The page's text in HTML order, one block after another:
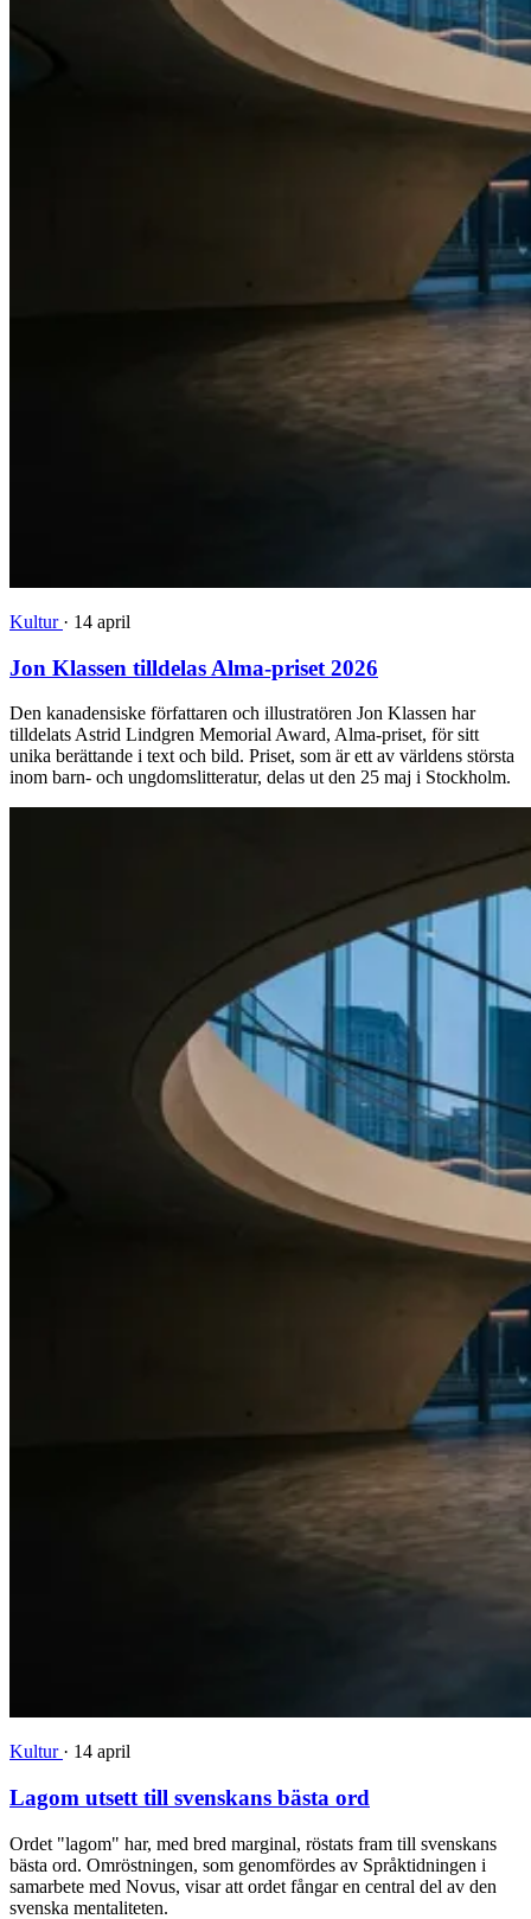
Kultur · 14 april
Jon Klassen tilldelas Alma-priset 2026
Den kanadensiske författaren och illustratören Jon Klassen har
tilldelats Astrid Lindgren Memorial Award, Alma-priset, för sitt
unika berättande i text och bild. Priset, som är ett av världens största
inom barn- och ungdomslitteratur, delas ut den 25 maj i Stockholm.
Kultur · 14 april
Lagom utsett till svenskans bästa ord
Ordet "lagom" har, med bred marginal, röstats fram till svenskans
bästa ord. Omröstningen, som genomfördes av Språktidningen i
samarbete med Novus, visar att ordet fångar en central del av den
svenska mentaliteten.